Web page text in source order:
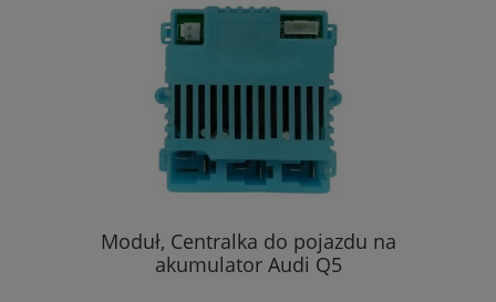
Moduł, Centralka do pojazdu na
akumulator Audi Q5